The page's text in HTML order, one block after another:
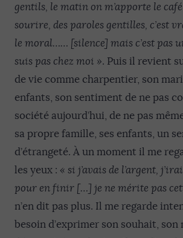
gentils, le matin on m’apporte le
sourire, des paroles gentilles, c’est
le moral…… [silence] mais c’est pas
suis pas chez moi ». Puis il revient
de vie comme charpentier, son
enfants, son sentiment de ne pas
société aujourd’hui, de ne pas
sa propre famille, ses enfants, un
d’étrangeté. À un moment il me
les yeux : « si j’avais de l’argent,
pour en finir […] je ne mérite pas
n’en dit pas plus. Il me regarde
besoin d’exprimer son souhait, son